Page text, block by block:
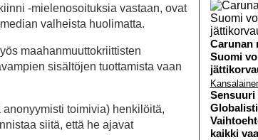
-mielenosoituksia vastaan, ovat
valheista huolimatta.
maahanmuuttokriittisten
sisältöjen tuottamista vaan
toimivia) henkilöitä,
siitä, että he ajavat
Carunan
Suomi
Sensuuri
kaikki